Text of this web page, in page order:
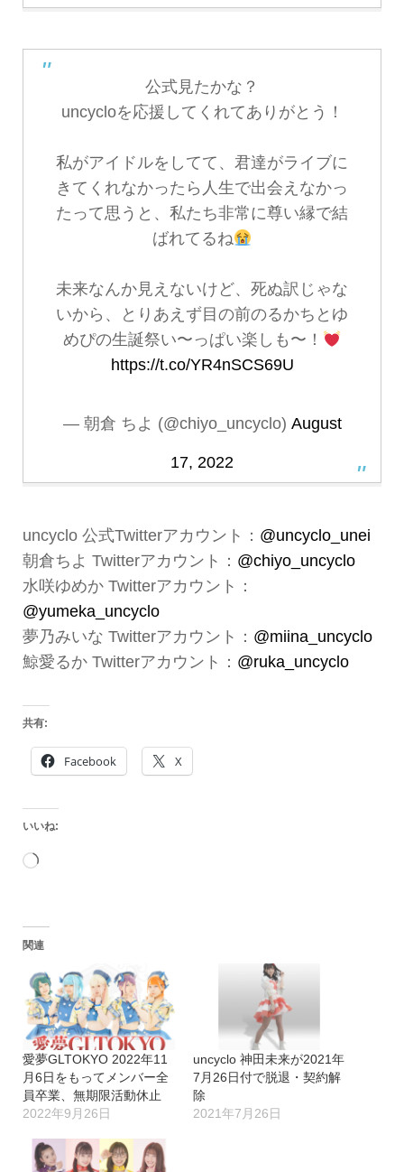
公式見たかな？
uncycloを応援してくれてありがとう！
私がアイドルをしてて、君達がライブに
きてくれなかったら人生で出会えなかっ
たって思うと、私たち非常に尊い縁で結
ばれてるね
未来なんか見えないけど、死ぬ訳じゃな
いから、とりあえず目の前のるかちとゆ
めぴの生誕祭い〜っぱい楽しも〜！
https://t.co/YR4nSCS69U
— 朝倉 ちよ (@chiyo_uncyclo) August
17, 2022
uncyclo 公式Twitterアカウント： @uncyclo_unei
朝倉ちよ Twitterアカウント： @chiyo_uncyclo
水咲ゆめか Twitterアカウント：
@yumeka_uncyclo
夢乃みいな Twitterアカウント： @miina_uncyclo
鯨愛るか Twitterアカウント： @ruka_uncyclo
共有:
Facebook X
いいね:
読
込
み
中…
関連
愛夢GLTOKYO 2022年11
月6日をもってメンバー全
員卒業、無期限活動休止
2022年9月26日
uncyclo 神田未来が2021年
7月26日付で脱退・契約解
除
2021年7月26日